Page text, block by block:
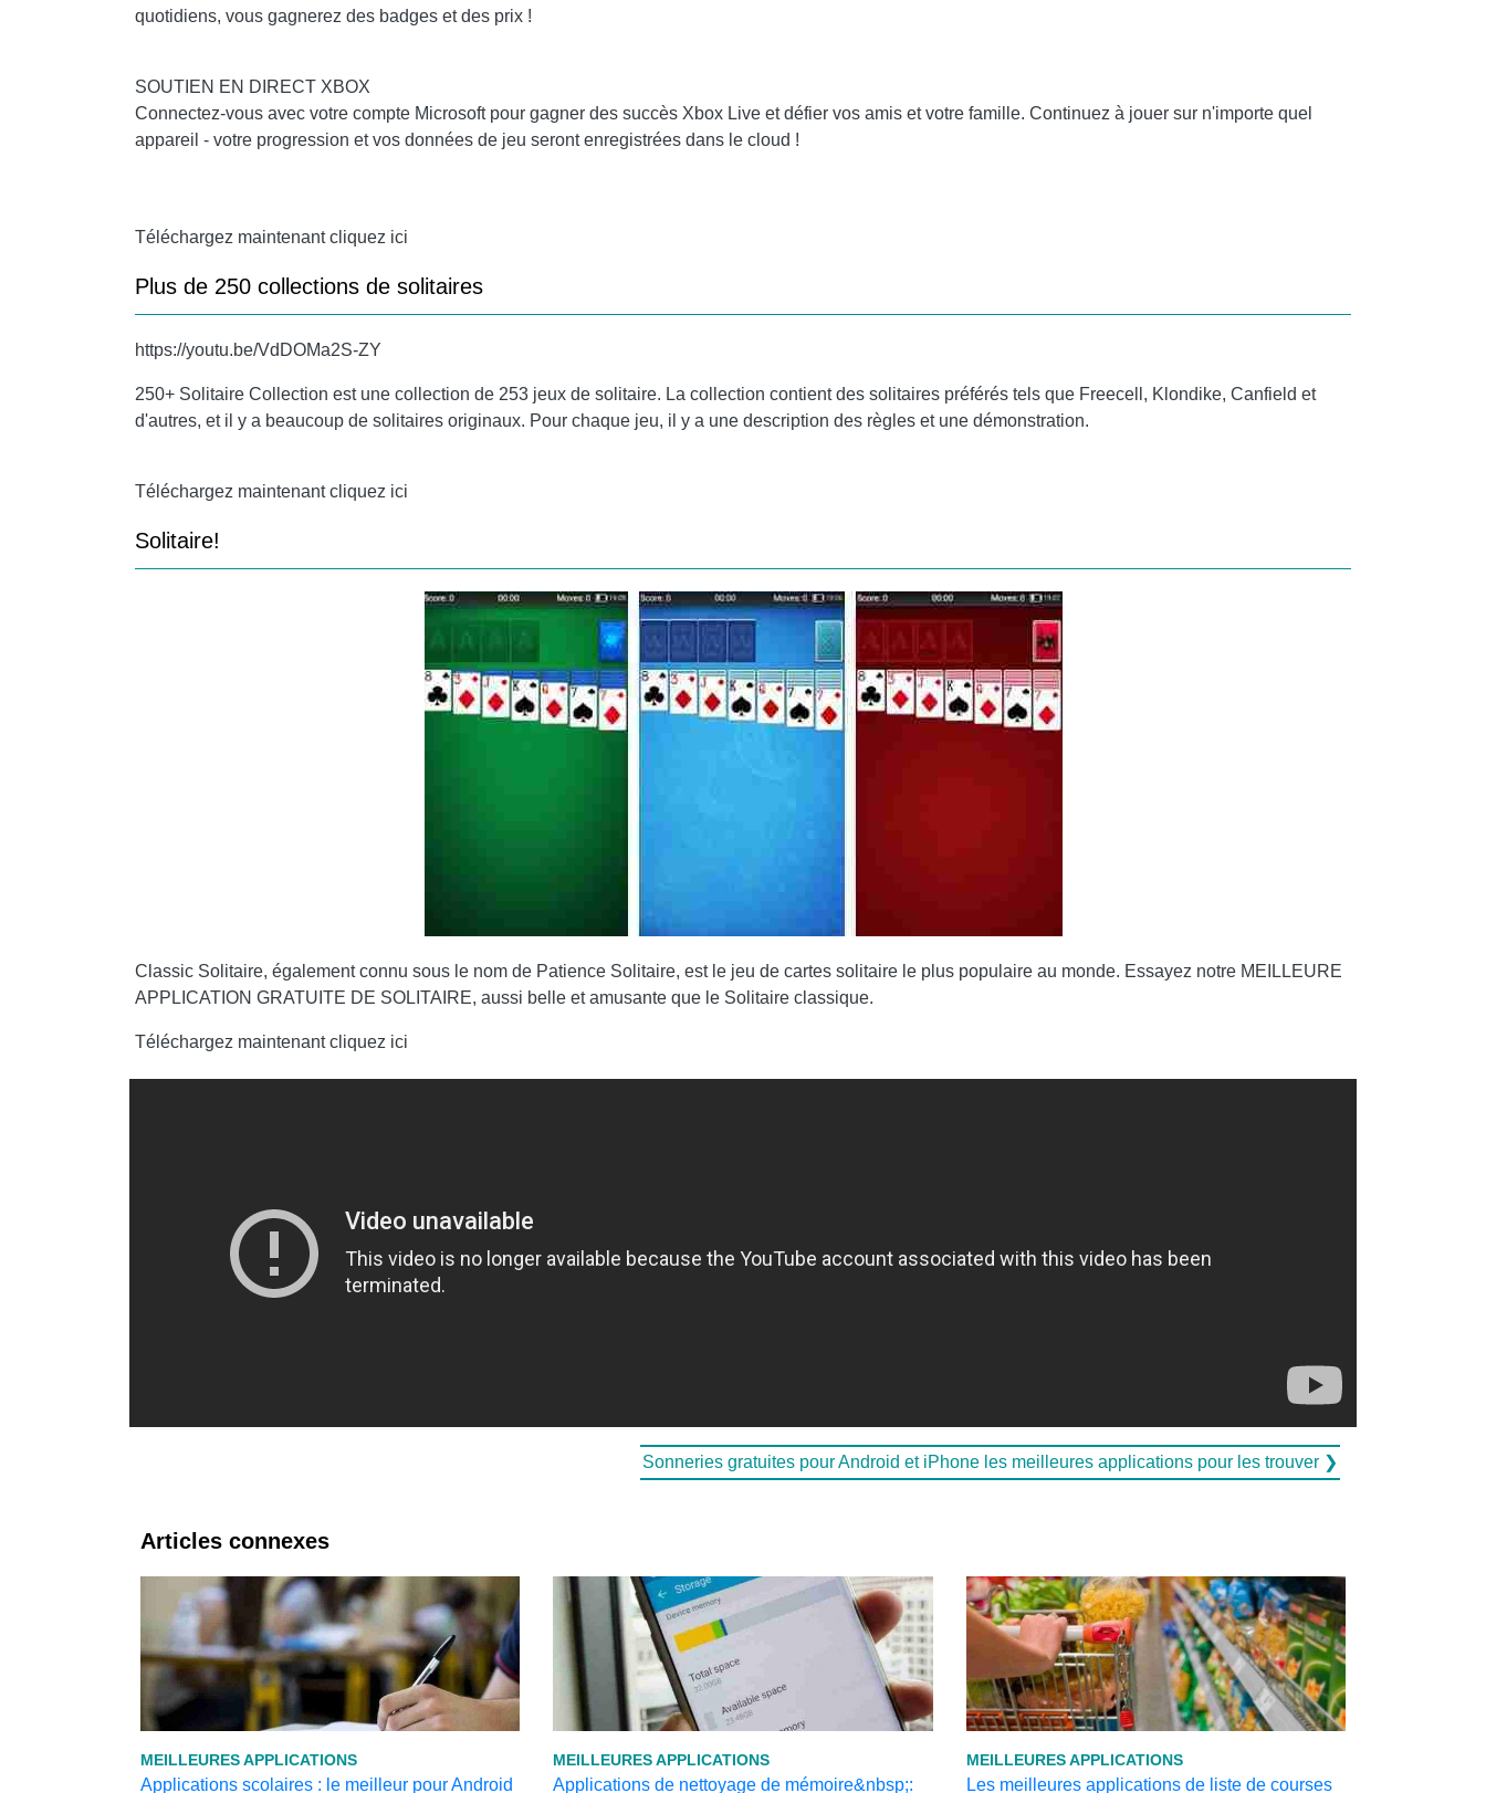
quotidiens, vous gagnerez des badges et des prix !
SOUTIEN EN DIRECT XBOX
Connectez-vous avec votre compte Microsoft pour gagner des succès Xbox Live et défier vos amis et votre famille. Continuez à jouer sur n'importe quel
appareil - votre progression et vos données de jeu seront enregistrées dans le cloud !
Téléchargez maintenant cliquez ici
Plus de 250 collections de solitaires
https://youtu.be/VdDOMa2S-ZY
250+ Solitaire Collection est une collection de 253 jeux de solitaire. La collection contient des solitaires préférés tels que Freecell, Klondike, Canfield et
d'autres, et il y a beaucoup de solitaires originaux. Pour chaque jeu, il y a une description des règles et une démonstration.
Téléchargez maintenant cliquez ici
Solitaire!
Classic Solitaire, également connu sous le nom de Patience Solitaire, est le jeu de cartes solitaire le plus populaire au monde. Essayez notre MEILLEURE
APPLICATION GRATUITE DE SOLITAIRE, aussi belle et amusante que le Solitaire classique.
Téléchargez maintenant cliquez ici
Sonneries gratuites pour Android et iPhone les meilleures applications pour les trouver ❯
Articles connexes
MEILLEURES APPLICATIONS
Applications scolaires : le meilleur pour Android
MEILLEURES APPLICATIONS
Applications de nettoyage de mémoire&nbsp;:
MEILLEURES APPLICATIONS
Les meilleures applications de liste de courses